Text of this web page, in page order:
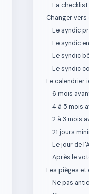
La
Changer vers
Le syndic
Le syndic
Le syndic
Le syndic
Le calendrier
6 mois
4 à 5 mois
2 à 3 mois
21 jours
Le jour de
Après le
Les pièges et
Ne pas